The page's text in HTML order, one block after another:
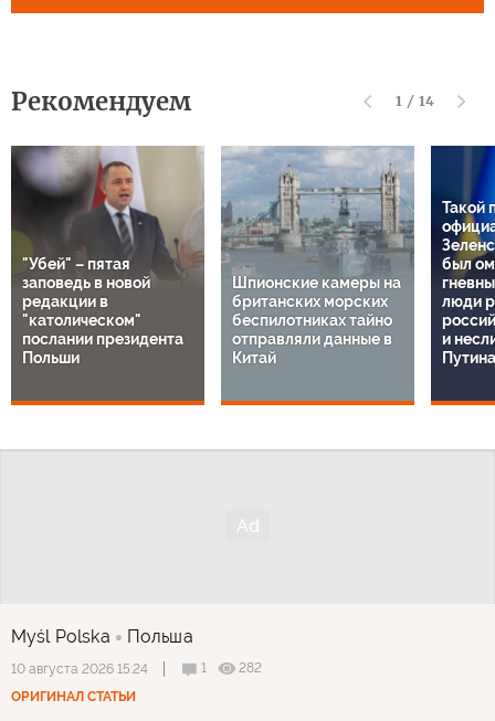
Рекомендуем 1 / 14
"Убей" – пятая
заповедь в новой
редакции в
"католическом"
послании президента
Польши
Шпионские камеры на
британских морских
беспилотниках тайно
отправляли данные в
Китай
Такой
был
люди
и
Путина
Myśl Polska Польша
10 августа 2026 15:24 1
282
ОРИГИНАЛ СТАТЬИ